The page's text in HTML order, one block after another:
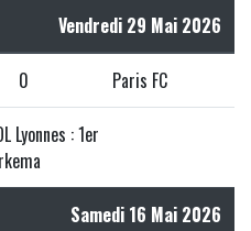
Vendredi 29 Mai 2026
0 Paris FC
Lyonnes : 1er
Samedi 16 Mai 2026